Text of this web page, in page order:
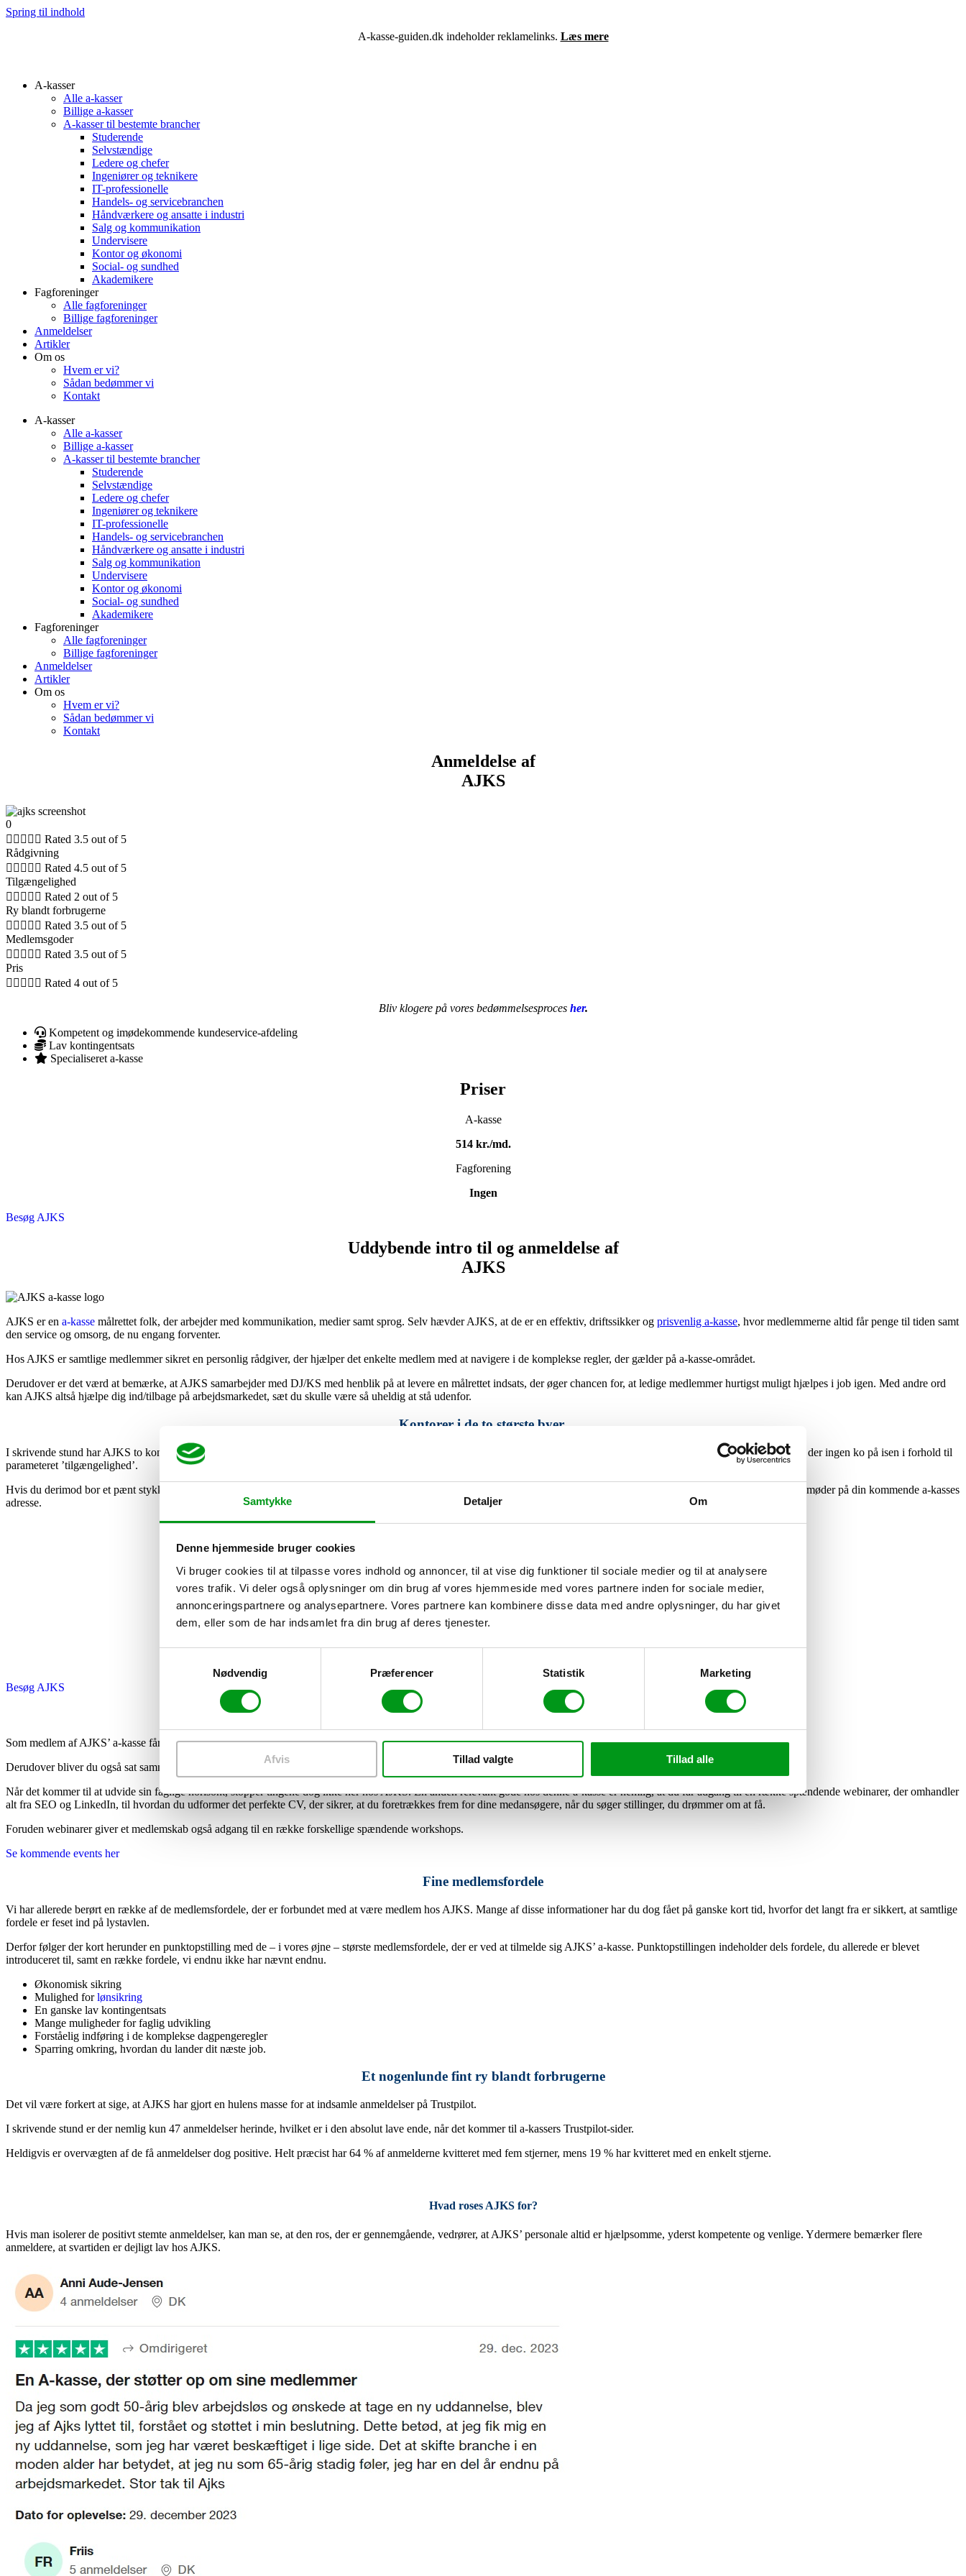
Samtykke Detaljer Om
Denne hjemmeside bruger cookies
Vi bruger cookies til at tilpasse vores indhold og annoncer, til at vise dig funktioner til sociale medier og til at analysere
vores trafik. Vi deler også oplysninger om din brug af vores hjemmeside med vores partnere inden for sociale medier,
annonceringspartnere og analysepartnere. Vores partnere kan kombinere disse data med andre oplysninger, du har givet
dem, eller som de har indsamlet fra din brug af deres tjenester.
Nødvendig
Præferencer Statistik Marketing
Afvis Tillad valgte Tillad alle
Spring til indhold
A-kasse-guiden.dk indeholder reklamelinks. Læs mere
A-kasser
Alle a-kasser
Billige a-kasser
A-kasser til bestemte brancher
Studerende
Selvstændige
Ledere og chefer
Ingeniører og teknikere
IT-professionelle
Handels- og servicebranchen
Håndværkere og ansatte i industri
Salg og kommunikation
Undervisere
Kontor og økonomi
Social- og sundhed
Akademikere
Fagforeninger
Alle fagforeninger
Billige fagforeninger
Anmeldelser
Artikler
Om os
Hvem er vi?
Sådan bedømmer vi
Kontakt
A-kasser
Alle a-kasser
Billige a-kasser
A-kasser til bestemte brancher
Studerende
Selvstændige
Ledere og chefer
Ingeniører og teknikere
IT-professionelle
Handels- og servicebranchen
Håndværkere og ansatte i industri
Salg og kommunikation
Undervisere
Kontor og økonomi
Social- og sundhed
Akademikere
Fagforeninger
Alle fagforeninger
Billige fagforeninger
Anmeldelser
Artikler
Om os
Hvem er vi?
Sådan bedømmer vi
Kontakt
Anmeldelse af
AJKS
0
     Rated 3.5 out of 5
Rådgivning
     Rated 4.5 out of 5
Tilgængelighed
     Rated 2 out of 5
Ry blandt forbrugerne
     Rated 3.5 out of 5
Medlemsgoder
     Rated 3.5 out of 5
Pris
     Rated 4 out of 5
Bliv klogere på vores bedømmelsesproces her.
Kompetent og imødekommende kundeservice-afdeling
Lav kontingentsats
Specialiseret a-kasse
Priser
A-kasse
514 kr./md.
Fagforening
Ingen
Besøg AJKS
Uddybende intro til og anmeldelse af
AJKS
AJKS er en a-kasse målrettet folk, der arbejder med kommunikation, medier samt sprog. Selv hævder AJKS, at de er en effektiv, driftssikker og prisvenlig a-kasse, hvor medlemmerne altid får penge til tiden samt
den service og omsorg, de nu engang forventer.
Hos AJKS er samtlige medlemmer sikret en personlig rådgiver, der hjælper det enkelte medlem med at navigere i de komplekse regler, der gælder på a-kasse-området.
Derudover er det værd at bemærke, at AJKS samarbejder med DJ/KS med henblik på at levere en målrettet indsats, der øger chancen for, at ledige medlemmer hurtigst muligt hjælpes i job igen. Med andre ord
kan AJKS altså hjælpe dig ind/tilbage på arbejdsmarkedet, sæt du skulle være så uheldig at stå udenfor.
Kontorer i de to største byer
I skrivende stund har AJKS to kontorer i Danmark. Det ene befinder sig i København, mens det andet befinder sig i Aarhus. Hvis du bor enten i eller i nærheden af disse byer, er der ingen ko på isen i forhold til
parameteret ’tilgængelighed’.
Hvis du derimod bor et pænt stykke fra begge byer, bør du overveje, hvorvidt dette forhold vil blive et irritationsmoment for dig, hvis du på et tidspunkt indkaldes til et eller flere møder på din kommende a-kasses
adresse.
Bliv gratis medlem, hvis du er studerende og under 30 år
Mulighed for lønsikring.
Besøg AJKS
Udvid ditkompetencerepertoire via dit medlemskab
Som medlem af AJKS’ a-kasse får du som sagt tilldelt en personlig rådgiver, der kan hjælpe dig med at navigere i de komplekse regler, der hersker på dagpengeområdet.
Derudover bliver du også sat sammen med folk, der kan øge dine chancer for, at du lander drømmejobbet så hurtigt som muligt.
Når det kommer til at udvide sin faglige horisont, stopper tingene dog ikke her hos AJKS. En anden relevant gode hos denne a-kasse er nemlig, at du får adgang til en række spændende webinarer, der omhandler
alt fra SEO og LinkedIn, til hvordan du udformer det perfekte CV, der sikrer, at du foretrækkes frem for dine medansøgere, når du søger stillinger, du drømmer om at få.
Foruden webinarer giver et medlemskab også adgang til en række forskellige spændende workshops.
Se kommende events her
Fine medlemsfordele
Vi har allerede berørt en række af de medlemsfordele, der er forbundet med at være medlem hos AJKS. Mange af disse informationer har du dog fået på ganske kort tid, hvorfor det langt fra er sikkert, at samtlige
fordele er feset ind på lystavlen.
Derfor følger der kort herunder en punktopstilling med de – i vores øjne – største medlemsfordele, der er ved at tilmelde sig AJKS’ a-kasse. Punktopstillingen indeholder dels fordele, du allerede er blevet
introduceret til, samt en række fordele, vi endnu ikke har nævnt endnu.
Økonomisk sikring
Mulighed forlønsikring
En ganske lav kontingentsats
Mange muligheder for faglig udvikling
Forståelig indføring i de komplekse dagpengeregler
Sparring omkring, hvordan du lander dit næste job.
Et nogenlunde fint ry blandt forbrugerne
Det vil være forkert at sige, at AJKS har gjort en hulens masse for at indsamle anmeldelser på Trustpilot.
I skrivende stund er der nemlig kun 47 anmeldelser herinde, hvilket er i den absolut lave ende, når det kommer til a-kassers Trustpilot-sider.
Heldigvis er overvægten af de få anmeldelser dog positive. Helt præcist har 64 % af anmelderne kvitteret med fem stjerner, mens 19 % har kvitteret med en enkelt stjerne.
Hvad roses AJKS for?
Hvis man isolerer de positivt stemte anmeldelser, kan man se, at den ros, der er gennemgående, vedrører, at AJKS’ personale altid er hjælpsomme, yderst kompetente og venlige. Ydermere bemærker flere
anmeldere, at svartiden er dejligt lav hos AJKS.